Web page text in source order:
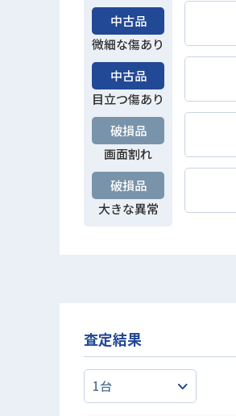
中古品
微細な傷あり
中古品
目立つ傷あり
破損品
画面割れ
破損品
大きな異常
査定結果